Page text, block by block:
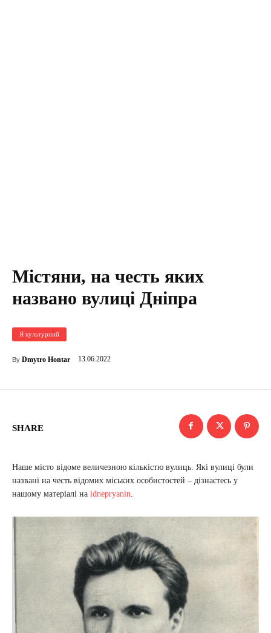
Містяни, на честь яких
названо вулиці Дніпра
Я культурний
By Dmytro Hontar 13.06.2022
SHARE
Наше місто відоме величезною кількістю вулиць. Які вулиці були
названі на честь відомих міських особистостей – дізнаєтесь у
нашому матеріалі на idnepryanin